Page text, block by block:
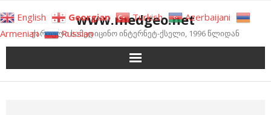
to
content
www.medgeo.net
ქართული სამედიცინო ინტერნეტ-ქსელი, 1996 წლიდან
English Georgian Turkish
Azerbaijani
Armenian
Russian